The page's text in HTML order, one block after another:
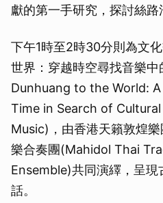
獻的第一手研究，探討絲路
下午1時至2時30分則為文
世界：穿越時空尋找音樂
Dunhuang to the World:
Time in Search of
Music)，由香港天籟敦煌
樂合奏團(Mahidol Thai
Ensemble)共同演繹，呈
話。